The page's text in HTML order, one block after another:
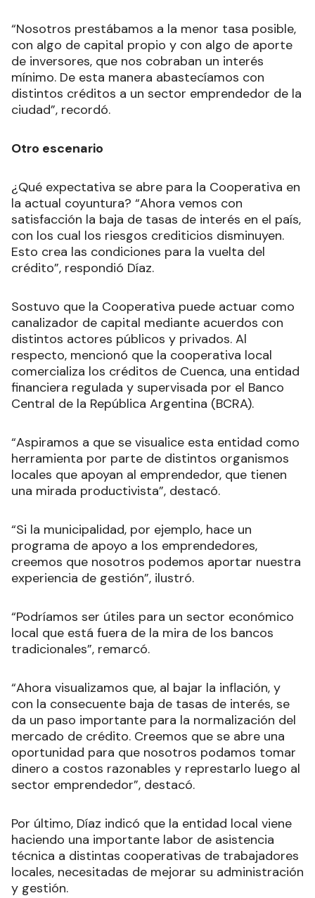
“Nosotros prestábamos a la menor tasa posible,
con algo de capital propio y con algo de aporte
de inversores, que nos cobraban un interés
mínimo. De esta manera abastecíamos con
distintos créditos a un sector emprendedor de la
ciudad”, recordó.
Otro escenario
¿Qué expectativa se abre para la Cooperativa en
la actual coyuntura? “Ahora vemos con
satisfacción la baja de tasas de interés en el país,
con los cual los riesgos crediticios disminuyen.
Esto crea las condiciones para la vuelta del
crédito”, respondió Díaz.
Sostuvo que la Cooperativa puede actuar como
canalizador de capital mediante acuerdos con
distintos actores públicos y privados. Al
respecto, mencionó que la cooperativa local
comercializa los créditos de Cuenca, una entidad
financiera regulada y supervisada por el Banco
Central de la República Argentina (BCRA).
“Aspiramos a que se visualice esta entidad como
herramienta por parte de distintos organismos
locales que apoyan al emprendedor, que tienen
una mirada productivista”, destacó.
“Si la municipalidad, por ejemplo, hace un
programa de apoyo a los emprendedores,
creemos que nosotros podemos aportar nuestra
experiencia de gestión”, ilustró.
“Podríamos ser útiles para un sector económico
local que está fuera de la mira de los bancos
tradicionales”, remarcó.
“Ahora visualizamos que, al bajar la inflación, y
con la consecuente baja de tasas de interés, se
da un paso importante para la normalización del
mercado de crédito. Creemos que se abre una
oportunidad para que nosotros podamos tomar
dinero a costos razonables y represtarlo luego al
sector emprendedor”, destacó.
Por último, Díaz indicó que la entidad local viene
haciendo una importante labor de asistencia
técnica a distintas cooperativas de trabajadores
locales, necesitadas de mejorar su administración
y gestión.